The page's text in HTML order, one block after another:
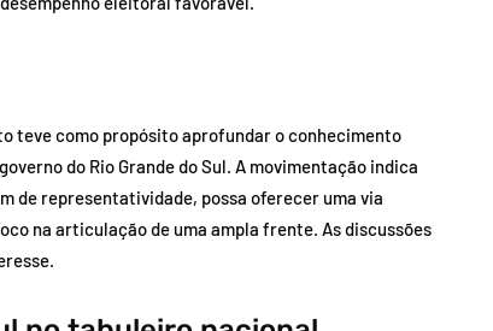
teve como propósito aprofundar o conhecimento
do Rio Grande do Sul. A movimentação indica
de representatividade, possa oferecer uma via
na articulação de uma ampla frente. As discussões